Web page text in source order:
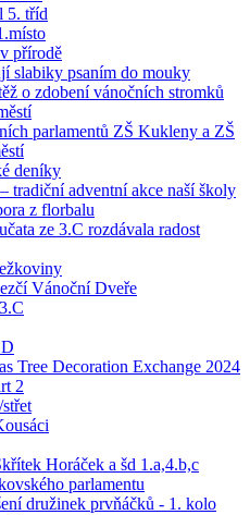
5. tříd
přírodě
slabiky psaním do mouky
o zdobení vánočních stromků
parlamentů ZŠ Kukleny a ZŠ
deníky
tradiční adventní akce naší školy
z florbalu
ze 3.C rozdávala radost
Vánoční Dveře
Tree Decoration Exchange 2024
2
Horáček a šd 1.a,4.b,c
parlamentu
družinek prvňáčků - 1. kolo